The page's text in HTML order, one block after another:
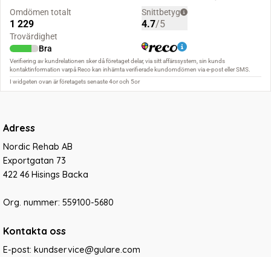
Adress
Nordic Rehab AB
Exportgatan 73
422 46 Hisings Backa
Org. nummer: 559100-5680
Kontakta oss
E-post: kundservice@gulare.com